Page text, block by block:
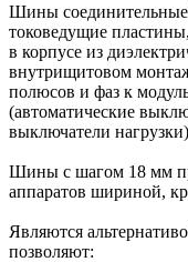
Шины соединительные
токоведущие
в корпусе из
внутрищитовом
полюсов и фаз к
(автоматические
выключатели
Шины с шагом 18 мм
аппаратов шириной,
Являются
позволяют: